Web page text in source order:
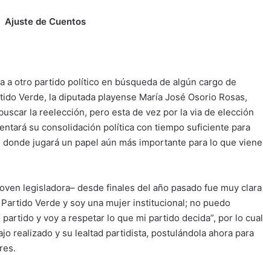
Ajuste de Cuentos
a otro partido político en búsqueda de algún cargo de
Verde, la diputada playense María José Osorio Rosas,
la reelección, pero esta de vez por la via de elección
su consolidación política con tiempo suficiente para
jugará un papel aún más importante para lo que viene
legisladora– desde finales del año pasado fue muy clara
Verde y soy una mujer institucional; no puedo
y voy a respetar lo que mi partido decida”, por lo cual
realizado y su lealtad partidista, postulándola ahora para